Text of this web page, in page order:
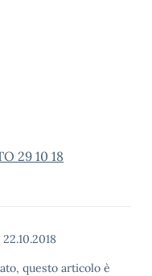
29 10 18
22.10.2018
questo articolo è